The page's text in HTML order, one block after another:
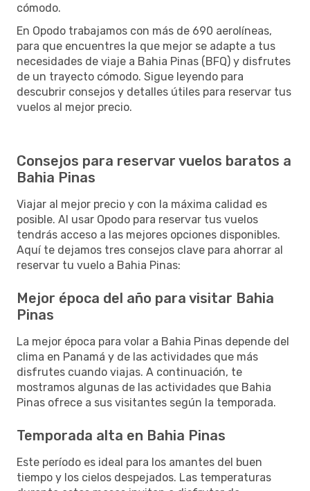
cómodo.
En Opodo trabajamos con más de 690 aerolíneas,
para que encuentres la que mejor se adapte a tus
necesidades de viaje a Bahia Pinas (BFQ) y disfrutes
de un trayecto cómodo. Sigue leyendo para
descubrir consejos y detalles útiles para reservar tus
vuelos al mejor precio.
Consejos para reservar vuelos baratos a
Bahia Pinas
Viajar al mejor precio y con la máxima calidad es
posible. Al usar Opodo para reservar tus vuelos
tendrás acceso a las mejores opciones disponibles.
Aquí te dejamos tres consejos clave para ahorrar al
reservar tu vuelo a Bahia Pinas:
Mejor época del año para visitar Bahia
Pinas
La mejor época para volar a Bahia Pinas depende del
clima en Panamá y de las actividades que más
disfrutes cuando viajas. A continuación, te
mostramos algunas de las actividades que Bahia
Pinas ofrece a sus visitantes según la temporada.
Temporada alta en Bahia Pinas
Este período es ideal para los amantes del buen
tiempo y los cielos despejados. Las temperaturas